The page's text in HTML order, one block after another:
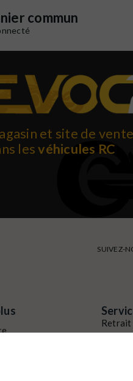
commun
et site de
lesvéhicules RC
SUIVEZ-